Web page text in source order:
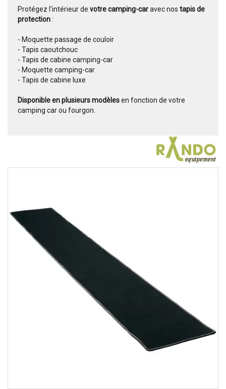
Protégez l'intérieur de votre camping-caravec nos tapis de
protection:
- Moquette passage de couloir
- Tapis caoutchouc
- Tapis de cabine camping-car
- Moquette camping-car
- Tapis de cabine luxe
Disponible en plusieurs modèlesen fonction de votre
camping car ou fourgon.